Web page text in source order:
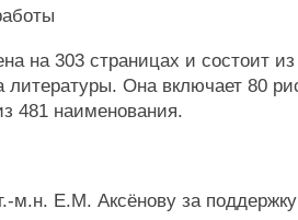
на 303 страницах и состоит
литературы. Она включает 80
481 наименования.
м.н. Е.М. Аксёнову за